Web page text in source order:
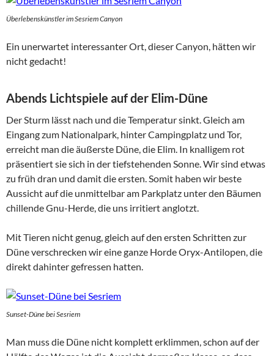
Überlebenskünstler im Sesriem Canyon
Ein unerwartet interessanter Ort, dieser Canyon, hätten wir
nicht gedacht!
Abends Lichtspiele auf der Elim-Düne
Der Sturm lässt nach und die Temperatur sinkt. Gleich am
Eingang zum Nationalpark, hinter Campingplatz und Tor,
erreicht man die äußerste Düne, die Elim. In knalligem rot
präsentiert sie sich in der tiefstehenden Sonne. Wir sind etwas
zu früh dran und damit die ersten. Somit haben wir beste
Aussicht auf die unmittelbar am Parkplatz unter den Bäumen
chillende Gnu-Herde, die uns irritiert anglotzt.
Mit Tieren nicht genug, gleich auf den ersten Schritten zur
Düne verschrecken wir eine ganze Horde Oryx-Antilopen, die
direkt dahinter gefressen hatten.
Sunset-Düne bei Sesriem
Man muss die Düne nicht komplett erklimmen, schon auf der